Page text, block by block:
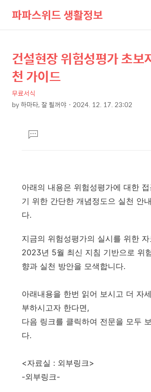
파파스위드 생활정보
상
세
컨
텐
본
문
제
목
건설현장 위험성평가 초보
천 가이드
무료서식
by하마타, 잘 될꺼야 2024. 12. 17. 23:02
댓
글
아래의 내용은 위험성평가에 대한
기 위한 간단한 개념정도으 실천 안
다.
지금의 위험성평가의 실시를 위한
2023년 5월 최신 지침 기반으로 위
향과 실천 방안을 모색합니다.
아래내용을 한번 읽어 보시고 더 자
부하시고자 한다면,
다음 링크를 클릭하여 전문을 모두
다.
<자료실 : 외부링크>
-외부링크-